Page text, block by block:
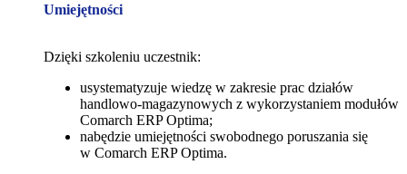
Umiejętności
Dzięki szkoleniu uczestnik:
usystematyzuje wiedzę w zakresie prac działów
handlowo-magazynowych z wykorzystaniem modułów
Comarch ERP Optima;
nabędzie umiejętności swobodnego poruszania się
w Comarch ERP Optima.